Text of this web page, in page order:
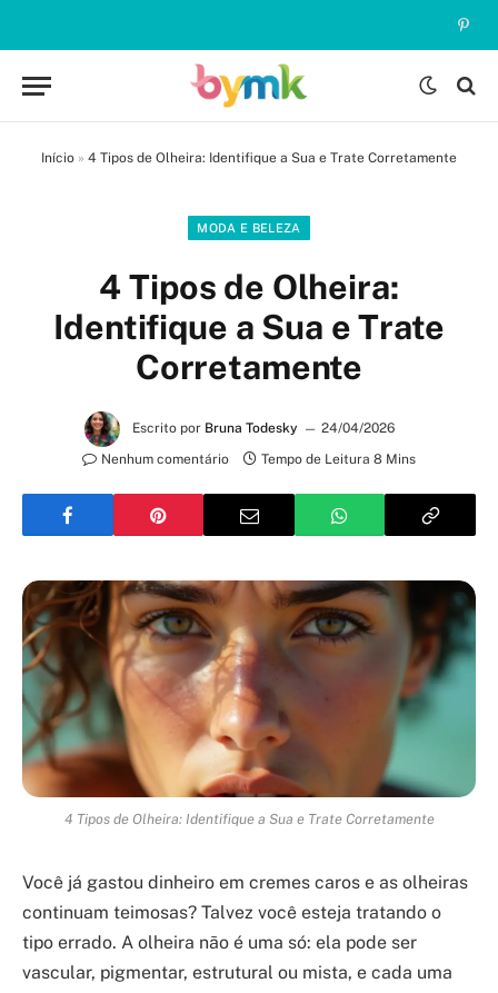
Início » 4 Tipos de Olheira: Identifique a Sua e Trate Corretamente
MODA E BELEZA
4 Tipos de Olheira:
Identifique a Sua e Trate
Corretamente
Escrito por Bruna Todesky
24/04/2026
Nenhum comentário
Tempo de Leitura 8 Mins
4 Tipos de Olheira: Identifique a Sua e Trate Corretamente
Você já gastou dinheiro em cremes caros e as olheiras
continuam teimosas? Talvez você esteja tratando o
tipo errado. A olheira não é uma só: ela pode ser
vascular, pigmentar, estrutural ou mista, e cada uma